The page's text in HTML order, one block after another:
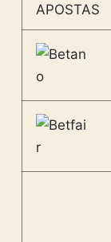
APOSTAS